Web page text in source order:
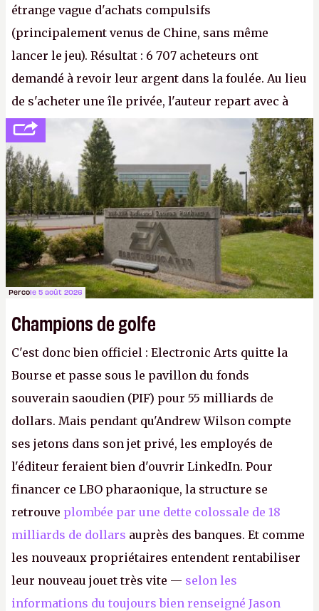
étrange vague d'achats compulsifs
(principalement venus de Chine, sans même
lancer le jeu). Résultat : 6 707 acheteurs ont
demandé à revoir leur argent dans la foulée. Au lieu
de s'acheter une île privée, l'auteur repart avec à
peine 2 000 dollars en poche. C'est toujours plus
cher payé que le temps passé à dev, mais ça
apprendra aux petits malins qu'on ne braque pas
Gabe Newell aussi facilement.P.
Percole 5 août 2026
Champions de golfe
C'est donc bien officiel : Electronic Arts quitte la
Bourse et passe sous le pavillon du fonds
souverain saoudien (PIF) pour 55 milliards de
dollars. Mais pendant qu'Andrew Wilson compte
ses jetons dans son jet privé, les employés de
l'éditeur feraient bien d'ouvrir LinkedIn. Pour
financer ce LBO pharaonique, la structure se
retrouve plombée par une dette colossale de 18
milliards de dollars auprès des banques. Et comme
les nouveaux propriétaires entendent rentabiliser
leur nouveau jouet très vite — selon les
informations du toujours bien renseigné Jason